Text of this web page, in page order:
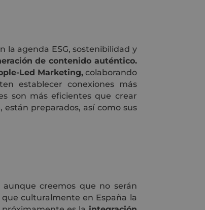
la agenda ESG, sostenibilidad y
de contenido auténtico.
Led Marketing,colaborando
establecer conexiones más
son más eficientes que crear
preparados, así como sus
creemos que no serán
culturalmente en España la